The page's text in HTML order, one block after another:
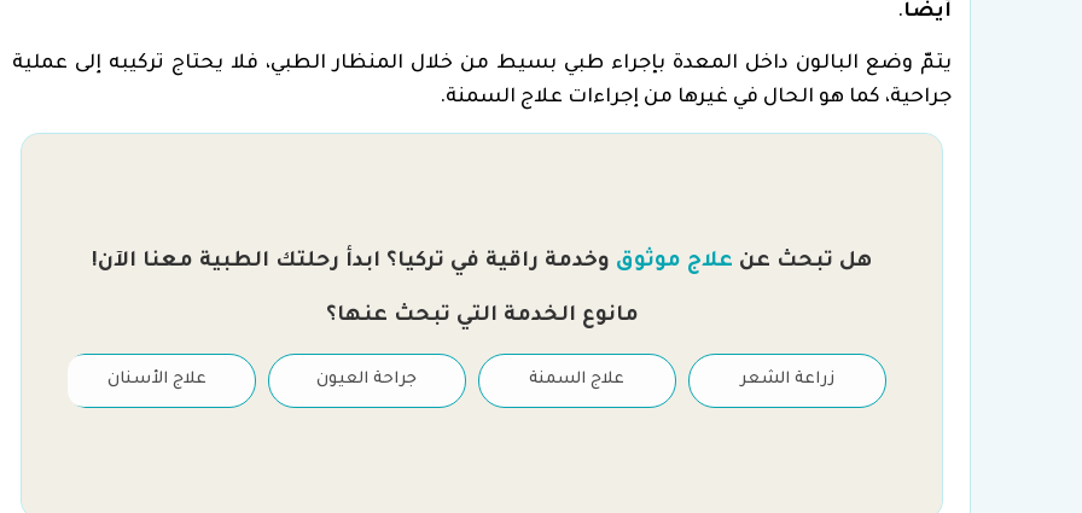
أيضاً.
يتمّ وضع البالون داخل المعدة بإجراء طبي بسيط من خلال المنظار الطبي، فلا يحتاج تركيبه إلى عملية
جراحية، كما هو الحال في غيرها من إجراءات علاج السمنة.
هل تبحث عن علاج موثوق وخدمة راقية في تركيا؟ ابدأ رحلتك الطبية معنا الآن!
مانوع الخدمة التي تبحث عنها؟
زراعة الشعر علاج السمنة جراحة العيون علاج الأسنان